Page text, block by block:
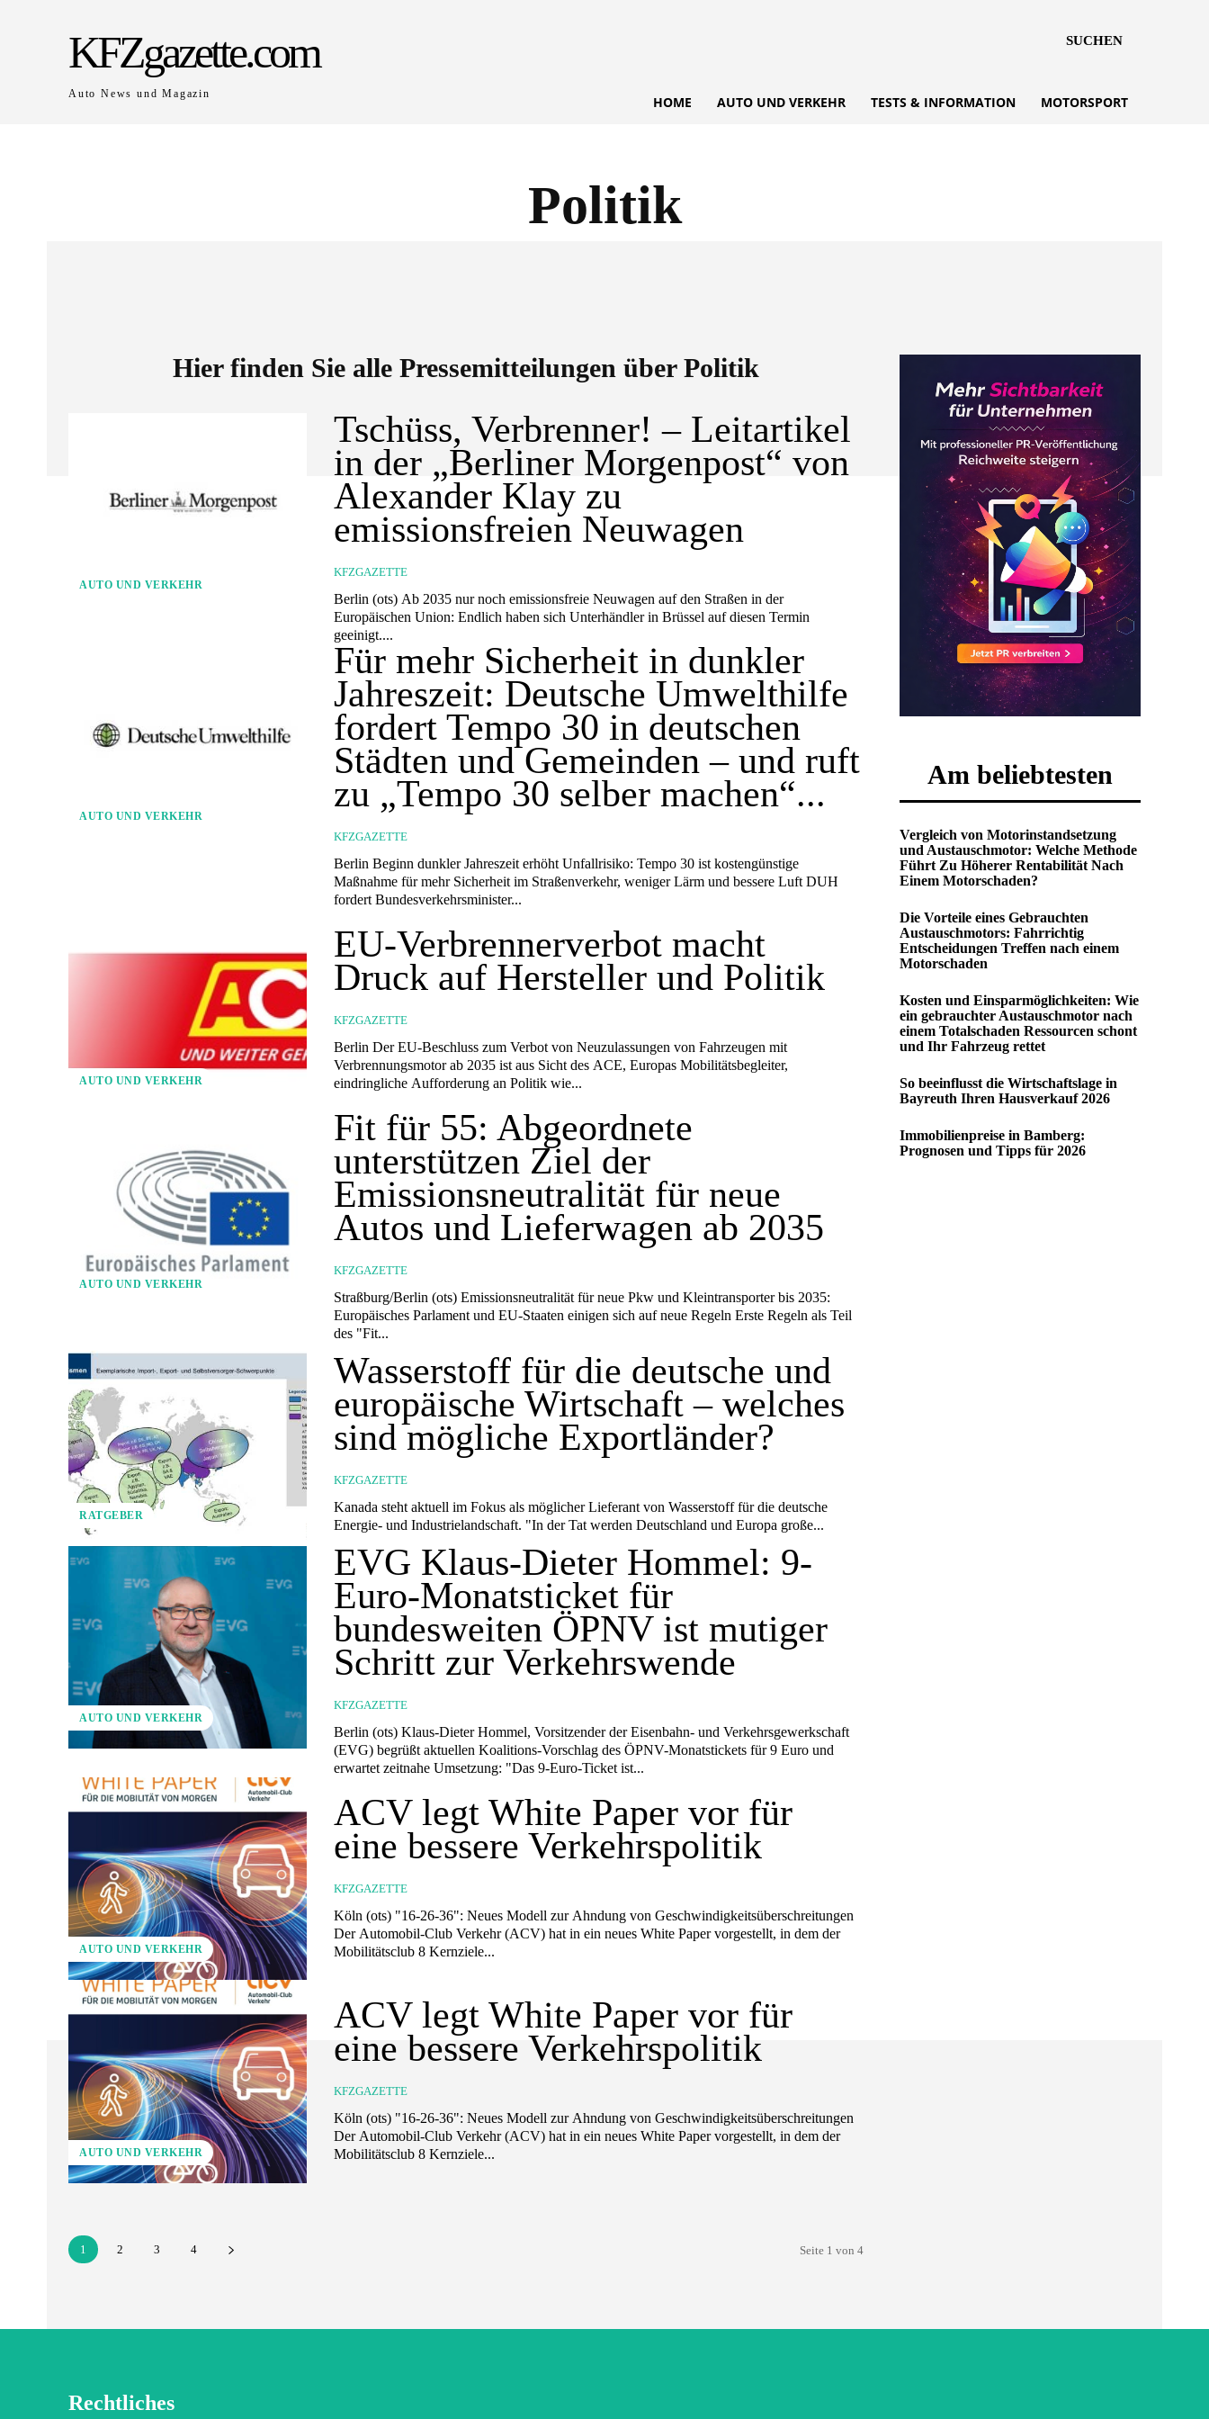
KFZgazette.com
Auto News und Magazin
SUCHEN
HOME AUTO UND VERKEHR TESTS & INFORMATION MOTORSPORT
Politik
Hier finden Sie alle Pressemitteilungen über Politik
AUTO UND VERKEHR
Tschüss, Verbrenner! – Leitartikel
in der „Berliner Morgenpost“ von
Alexander Klay zu
emissionsfreien Neuwagen
KFZGAZETTE
Berlin (ots) Ab 2035 nur noch emissionsfreie Neuwagen auf den Straßen in der
Europäischen Union: Endlich haben sich Unterhändler in Brüssel auf diesen Termin
geeinigt....
AUTO UND VERKEHR
Für mehr Sicherheit in dunkler
Jahreszeit: Deutsche Umwelthilfe
fordert Tempo 30 in deutschen
Städten und Gemeinden – und ruft
zu „Tempo 30 selber machen“...
KFZGAZETTE
Berlin Beginn dunkler Jahreszeit erhöht Unfallrisiko: Tempo 30 ist kostengünstige
Maßnahme für mehr Sicherheit im Straßenverkehr, weniger Lärm und bessere Luft DUH
fordert Bundesverkehrsminister...
AUTO UND VERKEHR
EU-Verbrennerverbot macht
Druck auf Hersteller und Politik
KFZGAZETTE
Berlin Der EU-Beschluss zum Verbot von Neuzulassungen von Fahrzeugen mit
Verbrennungsmotor ab 2035 ist aus Sicht des ACE, Europas Mobilitätsbegleiter,
eindringliche Aufforderung an Politik wie...
AUTO UND VERKEHR
Fit für 55: Abgeordnete
unterstützen Ziel der
Emissionsneutralität für neue
Autos und Lieferwagen ab 2035
KFZGAZETTE
Straßburg/Berlin (ots) Emissionsneutralität für neue Pkw und Kleintransporter bis 2035:
Europäisches Parlament und EU-Staaten einigen sich auf neue Regeln Erste Regeln als Teil
des "Fit...
RATGEBER
Wasserstoff für die deutsche und
europäische Wirtschaft – welches
sind mögliche Exportländer?
KFZGAZETTE
Kanada steht aktuell im Fokus als möglicher Lieferant von Wasserstoff für die deutsche
Energie- und Industrielandschaft. "In der Tat werden Deutschland und Europa große...
AUTO UND VERKEHR
EVG Klaus-Dieter Hommel: 9-
Euro-Monatsticket für
bundesweiten ÖPNV ist mutiger
Schritt zur Verkehrswende
KFZGAZETTE
Berlin (ots) Klaus-Dieter Hommel, Vorsitzender der Eisenbahn- und Verkehrsgewerkschaft
(EVG) begrüßt aktuellen Koalitions-Vorschlag des ÖPNV-Monatstickets für 9 Euro und
erwartet zeitnahe Umsetzung: "Das 9-Euro-Ticket ist...
AUTO UND VERKEHR
ACV legt White Paper vor für
eine bessere Verkehrspolitik
KFZGAZETTE
Köln (ots) "16-26-36": Neues Modell zur Ahndung von Geschwindigkeitsüberschreitungen
Der Automobil-Club Verkehr (ACV) hat in ein neues White Paper vorgestellt, in dem der
Mobilitätsclub 8 Kernziele...
AUTO UND VERKEHR
ACV legt White Paper vor für
eine bessere Verkehrspolitik
KFZGAZETTE
Köln (ots) "16-26-36": Neues Modell zur Ahndung von Geschwindigkeitsüberschreitungen
Der Automobil-Club Verkehr (ACV) hat in ein neues White Paper vorgestellt, in dem der
Mobilitätsclub 8 Kernziele...
1 2 3 4 Seite 1 von 4
Am beliebtesten
Vergleich von Motorinstandsetzung
und Austauschmotor: Welche Methode
Führt Zu Höherer Rentabilität Nach
Einem Motorschaden?
Die Vorteile eines Gebrauchten
Austauschmotors: Fahrrichtig
Entscheidungen Treffen nach einem
Motorschaden
Kosten und Einsparmöglichkeiten: Wie
ein gebrauchter Austauschmotor nach
einem Totalschaden Ressourcen schont
und Ihr Fahrzeug rettet
So beeinflusst die Wirtschaftslage in
Bayreuth Ihren Hausverkauf 2026
Immobilienpreise in Bamberg:
Prognosen und Tipps für 2026
Rechtliches